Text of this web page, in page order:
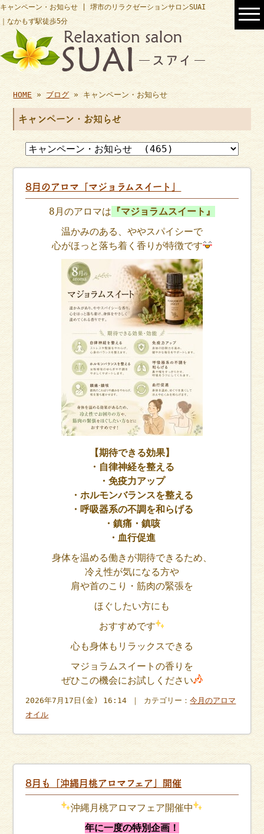
キャンペーン・お知らせ | 堺市のリラクゼーションサロンSUAI
｜なかもず駅徒歩5分
HOME » ブログ » キャンペーン・お知らせ
キャンペーン・お知らせ
8月のアロマ「マジョラムスイート」
8月のアロマは 『マジョラムスイート』
温かみのある、ややスパイシーで
心がほっと落ち着く香りが特徴です
【期待できる効果】
・自律神経を整える
・免疫力アップ
・ホルモンバランスを整える
・呼吸器系の不調を和らげる
・鎮痛・鎮咳
・血行促進
身体を温める働きが期待できるため、
冷え性が気になる方や
肩や首のこり・筋肉の緊張を
ほぐしたい方にも
おすすめです
心も身体もリラックスできる
マジョラムスイートの香りを
ぜひこの機会にお試しください
2026年7月17日(金) 16:14 ｜ カテゴリー：今月のアロマ
オイル
8月も「沖縄月桃アロマフェア」開催
沖縄月桃アロマフェア開催中️
年に一度の特別企画！